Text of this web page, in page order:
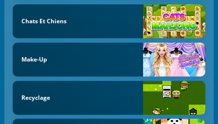
Chats Et Chiens
Make-Up
Recyclage